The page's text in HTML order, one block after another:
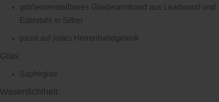
größenverstellbares Gliederarmband aus Leadwood und
Edelstahl in Silber
passt auf jedes Herrenhandgelenk
Glas:
Saphirglas
Waserdichtheit: